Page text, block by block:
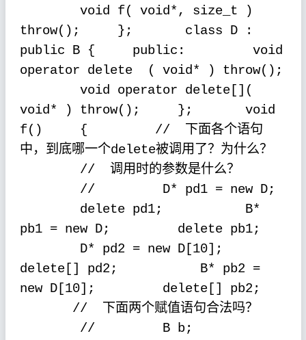
void f( void*, size_t )
throw();
};
class D :
public B {
public:
void
operator delete
( void* ) throw();
void operator delete[](
void* ) throw();
};
void
f()
{ //
下面各个语句
中，到底哪一个delete被调用了？为什么？
// 调用时的参数是什么？
//
D* pd1 = new D;
delete pd1;
B*
pb1 = new D;
delete pb1;
D* pd2 = new D[10];
delete[] pd2;
B* pb2 =
new D[10];
delete[] pb2;
//
下面两个赋值语句合法吗？
//
B b;